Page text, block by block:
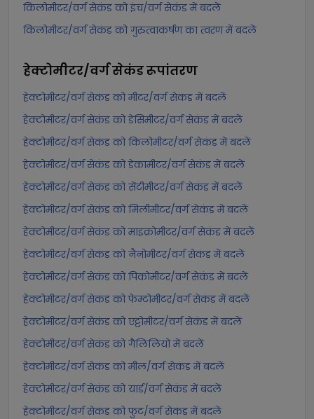
किलोमीटर/वर्ग सेकंड को इंच/वर्ग सेकंड में बदलें
किलोमीटर/वर्ग सेकंड को गुरुत्वाकर्षण का त्वरण में बदलें
हेक्टोमीटर/वर्ग सेकंडरूपांतरण
हेक्टोमीटर/वर्ग सेकंड को मीटर/वर्ग सेकंड में बदलें
हेक्टोमीटर/वर्ग सेकंड को डेसिमीटर/वर्ग सेकंड में बदलें
हेक्टोमीटर/वर्ग सेकंड को किलोमीटर/वर्ग सेकंड में बदलें
हेक्टोमीटर/वर्ग सेकंड को डेकामीटर/वर्ग सेकंड में बदलें
हेक्टोमीटर/वर्ग सेकंड को सेंटीमीटर/वर्ग सेकंड में बदलें
हेक्टोमीटर/वर्ग सेकंड को मिलीमीटर/वर्ग सेकंड में बदलें
हेक्टोमीटर/वर्ग सेकंड को माइक्रोमीटर/वर्ग सेकंड में बदलें
हेक्टोमीटर/वर्ग सेकंड को नैनोमीटर/वर्ग सेकंड में बदलें
हेक्टोमीटर/वर्ग सेकंड को पिकोमीटर/वर्ग सेकंड में बदलें
हेक्टोमीटर/वर्ग सेकंड को फेम्टोमीटर/वर्ग सेकंड में बदलें
हेक्टोमीटर/वर्ग सेकंड को एट्टोमीटर/वर्ग सेकंड में बदलें
हेक्टोमीटर/वर्ग सेकंड को गैलिलियो में बदलें
हेक्टोमीटर/वर्ग सेकंड को मील/वर्ग सेकंड में बदलें
हेक्टोमीटर/वर्ग सेकंड को यार्ड/वर्ग सेकंड में बदलें
हेक्टोमीटर/वर्ग सेकंड को फुट/वर्ग सेकंड में बदलें